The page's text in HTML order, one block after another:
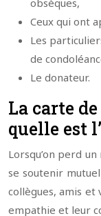
obsèques,
Ceux qui ont
Les
de
Le donateur.
La carte
quelle est
Lorsqu’on perd
se soutenir
collègues, amis
empathie et leur